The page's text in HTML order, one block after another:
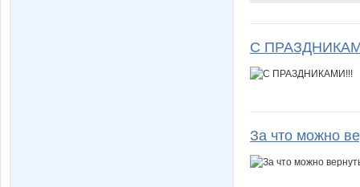
Чучхела 923
С
За что можно